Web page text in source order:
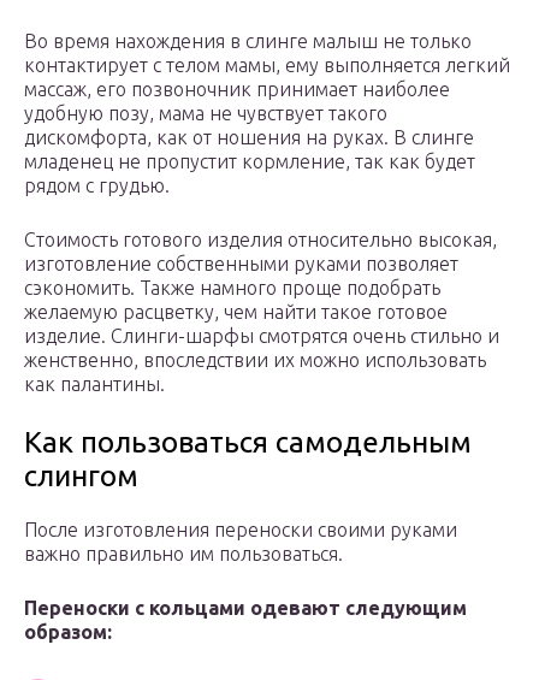
Во время нахождения в слинге малыш не только
контактирует с телом мамы, ему выполняется легкий
массаж, его позвоночник принимает наиболее
удобную позу, мама не чувствует такого
дискомфорта, как от ношения на руках. В слинге
младенец не пропустит кормление, так как будет
рядом с грудью.
Стоимость готового изделия относительно высокая,
изготовление собственными руками позволяет
сэкономить. Также намного проще подобрать
желаемую расцветку, чем найти такое готовое
изделие. Слинги-шарфы смотрятся очень стильно и
женственно, впоследствии их можно использовать
как палантины.
Как пользоваться самодельным
слингом
После изготовления переноски своими руками
важно правильно им пользоваться.
Переноски с кольцами одевают следующим
образом: